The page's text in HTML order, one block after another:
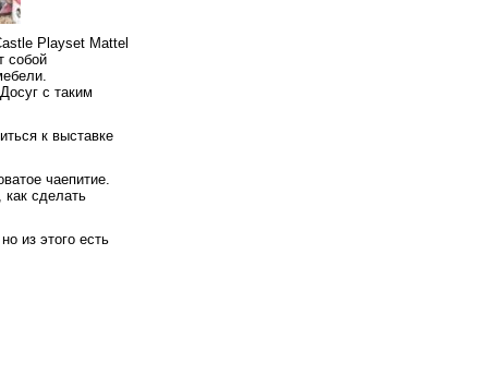
Playset Mattel
собой
с таким
к выставке
чаепитие.
сделать
из этого есть